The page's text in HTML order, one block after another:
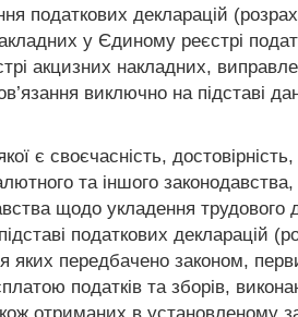
декларацій
у Єдиному реєстрі
акцизних накладних,
виключно на підставі
є своєчасність,
та іншого
щодо укладення трудового
податкових декларацій
яких передбачено законом,
податків та зборів,
отриманих в установленому